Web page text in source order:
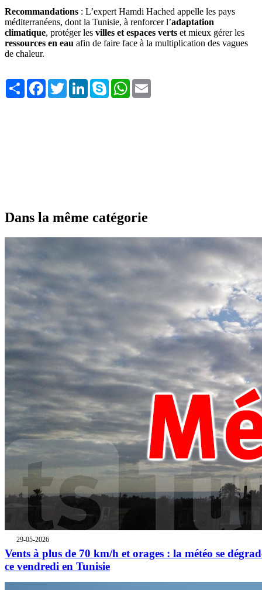
Recommandations : L’expert Hamdi Hached appelle les pays
méditerranéens, dont la Tunisie, à renforcer l’adaptation
climatique, protéger les villes et espaces verts et mieux gérer les
ressources en eau afin de faire face à la multiplication des vagues
de chaleur.
Share FacebookTwitterLinkedInSkype WhatsApp
Dans la même catégorie
29-05-2026
Vents à plus de 70 km/h et orages : la météo se
ce vendredi en Tunisie